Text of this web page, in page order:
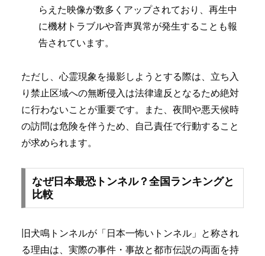
らえた映像が数多くアップされており、再生中
に機材トラブルや音声異常が発生することも報
告されています。
ただし、心霊現象を撮影しようとする際は、立ち入
り禁止区域への無断侵入は法律違反となるため絶対
に行わないことが重要です。また、夜間や悪天候時
の訪問は危険を伴うため、自己責任で行動すること
が求められます。
なぜ日本最恐トンネル？全国ランキングと
比較
旧犬鳴トンネルが「日本一怖いトンネル」と称され
る理由は、実際の事件・事故と都市伝説の両面を持